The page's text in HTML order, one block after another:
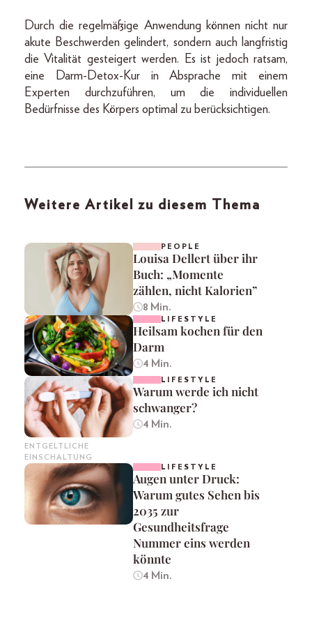
Durch die regelmäßige Anwendung können nicht nur
akute Beschwerden gelindert, sondern auch langfristig
die Vitalität gesteigert werden. Es ist jedoch ratsam,
eine Darm-Detox-Kur in Absprache mit einem
Experten durchzuführen, um die individuellen
Bedürfnisse des Körpers optimal zu berücksichtigen.
Weitere Artikel zu diesem Thema
PEOPLE
Louisa Dellert über ihr
Buch: „Momente
zählen, nicht Kalorien”
8 Min.
LIFESTYLE
Heilsam kochen für den
Darm
4 Min.
ENTGELTLICHE
EINSCHALTUNG
LIFESTYLE
Warum werde ich nicht
schwanger?
4 Min.
LIFESTYLE
Augen unter Druck:
Warum gutes Sehen bis
2035 zur
Gesundheitsfrage
Nummer eins werden
könnte
4 Min.